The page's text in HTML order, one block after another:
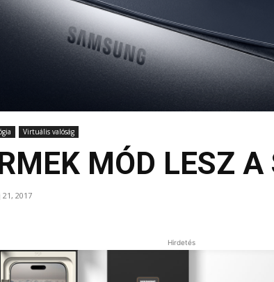
Virtuális valóság
MÓD LESZ
21, 2017
Hirdetés